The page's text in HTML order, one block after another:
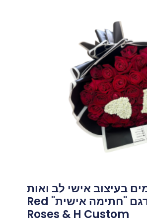
בעיצוב אישי לב ואות
מפרחים לבנים דגם "חתימה אישית" Red
Roses & H Custom